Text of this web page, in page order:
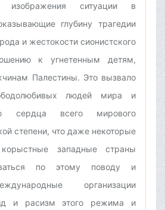
изображения ситуации в
глубину трагедии
и жестокости сионистского
к угнетенным детям,
Палестины. Это вызвало
людей мира и
сердца всего мирового
степени, что даже некоторые
западные страны
по этому поводу и
организации
и расизм этого режима и